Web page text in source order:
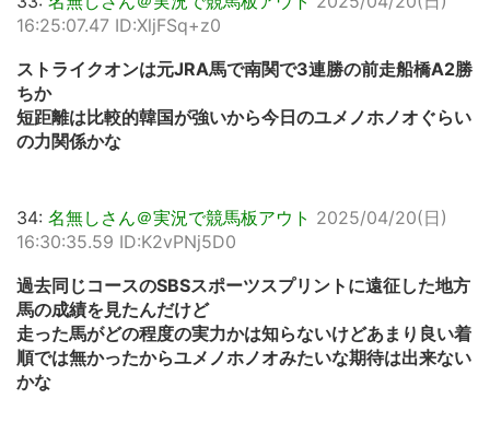
16:25:07.47 ID:XljFSq+z0
ストライクオンは元JRA馬で南関で3連勝の前走船橋A2勝
ちか
短距離は比較的韓国が強いから今日のユメノホノオぐらい
の力関係かな
34: 名無しさん＠実況で競馬板アウト 2025/04/20(日)
16:30:35.59 ID:K2vPNj5D0
過去同じコースのSBSスポーツスプリントに遠征した地方
馬の成績を見たんだけど
走った馬がどの程度の実力かは知らないけどあまり良い着
順では無かったからユメノホノオみたいな期待は出来ない
かな